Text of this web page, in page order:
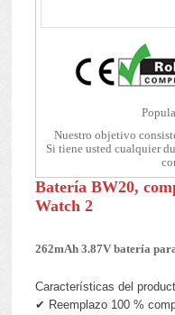
Nuestro objetivo
Si tiene usted cualquier
Batería BW20,
Watch 2
262mAh 3.87V batería
Características del
✔ Reemplazo 100 %